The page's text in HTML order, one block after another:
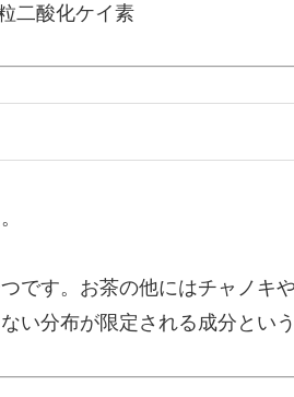
二酸化ケイ素
です。お茶の他にはチャノキ
い分布が限定される成分という